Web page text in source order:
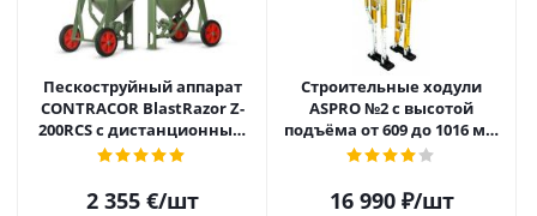
Пескоструйный аппарат
CONTRACOR BlastRazor Z-
200RCS c дистанционным
управлением и дозатором
2 355€/шт
Строительные ходули
ASPRO №2 с высотой
подъёма от 609 до 1016 мм
(24"-40")
16 990₽/шт